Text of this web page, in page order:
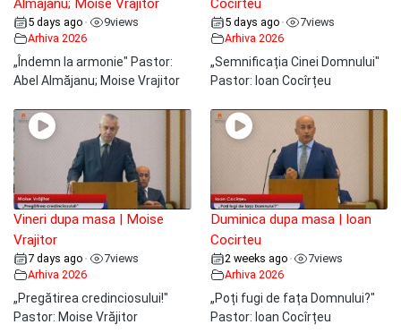
Almajanu; Moise Vrajitor
5 days ago • 9views
Arhiva 2026
„Îndemn la armonie" Pastor:
Abel Almăjanu; Moise Vrajitor
Cocirteu
5 days ago • 7views
Arhiva 2026
„Semnificația Cinei Domnului"
Pastor: Ioan Cocîrțeu
Vineri dupa masa | Moise
Vrajitor
7 days ago • 7views
Arhiva 2026
„Pregătirea credinciosului!"
Pastor: Moise Vrăjitor
Duminica dupa masa | Ioan
Cocirteu
2 weeks ago • 7views
Arhiva 2026
„Poți fugi de fața Domnului?"
Pastor: Ioan Cocîrțeu